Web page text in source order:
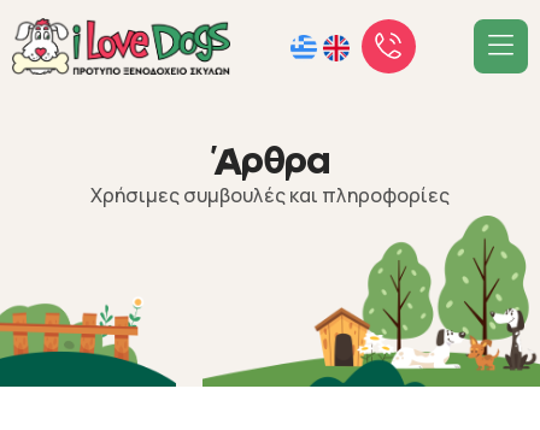
Άρθρα
Χρήσιμες συμβουλές και πληροφορίες